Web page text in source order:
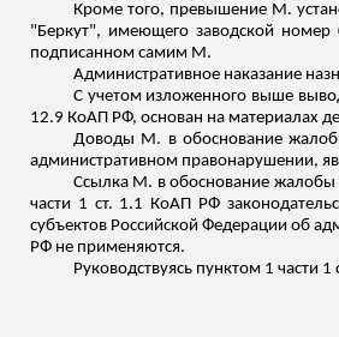
Кроме того, превышение М.
"Беркут", имеющего заводской номер
подписанном самим М.
Административное наказание
С учетом изложенного выше
12.9 КоАП РФ, основан на материалах
Доводы М. в обоснование
административном правонарушении,
Ссылка М. в обоснование жалобы
части 1 ст. 1.1 КоАП РФ
субъектов Российской Федерации об
РФ не применяются.
Руководствуясь пунктом 1 части